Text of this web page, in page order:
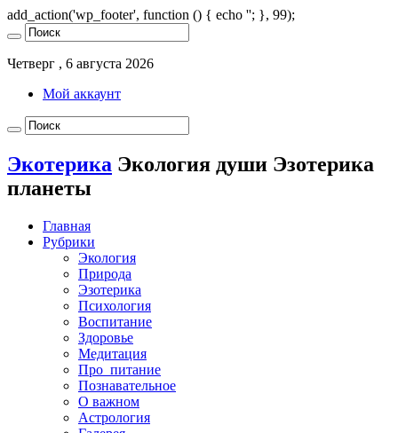
add_action('wp_footer', function () { echo ''; }, 99);
Четверг , 6 августа 2026
Мой аккаунт
Экотерика Экология души Эзотерика
планеты
Главная
Рубрики
Экология
Природа
Эзотерика
Психология
Воспитание
Здоровье
Медитация
Про_питание
Познавательное
О важном
Астрология